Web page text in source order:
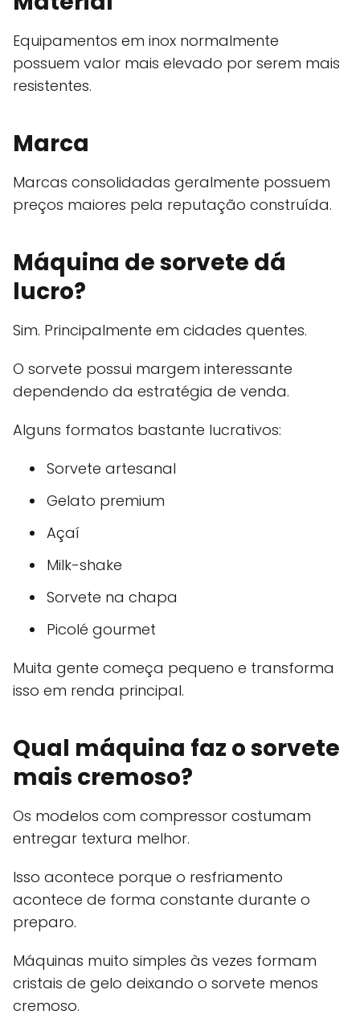
Equipamentos em inox normalmente
possuem valor mais elevado por serem mais
resistentes.
Marca
Marcas consolidadas geralmente possuem
preços maiores pela reputação construída.
Máquina de sorvete dá
lucro?
Sim. Principalmente em cidades quentes.
O sorvete possui margem interessante
dependendo da estratégia de venda.
Alguns formatos bastante lucrativos:
Sorvete artesanal
Gelato premium
Açaí
Milk-shake
Sorvete na chapa
Picolé gourmet
Muita gente começa pequeno e transforma
isso em renda principal.
Qual máquina faz o sorvete
mais cremoso?
Os modelos com compressor costumam
entregar textura melhor.
Isso acontece porque o resfriamento
acontece de forma constante durante o
preparo.
Máquinas muito simples às vezes formam
cristais de gelo deixando o sorvete menos
cremoso.